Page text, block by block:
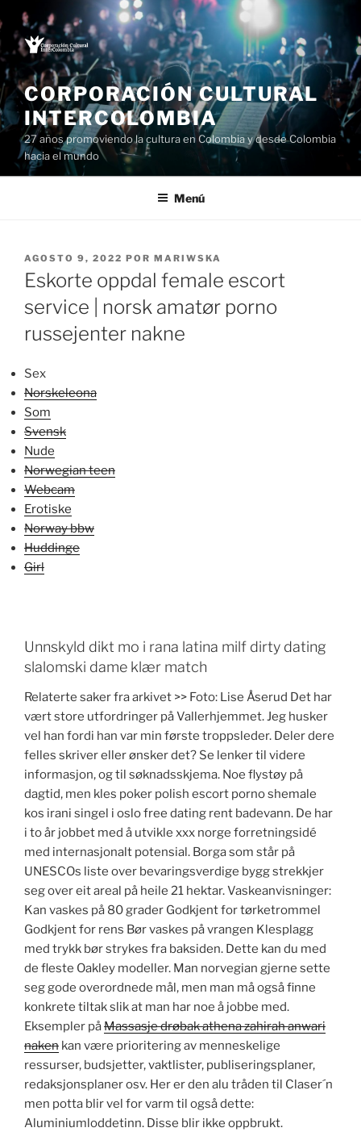
Saltar
al
contenido
CORPORACIÓN CULTURAL
INTERCOLOMBIA
27 años promoviendo la cultura en Colombia y desde Colombia
hacia el mundo
Menú
PUBLICADO
EL
AGOSTO 9, 2022 POR MARIWSKA
Eskorte oppdal female escort
service | norsk amatør porno
russejenter nakne
Sex
Norskeleona
Som
Svensk
Nude
Norwegian teen
Webcam
Erotiske
Norway bbw
Huddinge
Girl
Unnskyld dikt mo i rana latina milf dirty dating
slalomski dame klær match
Relaterte saker fra arkivet >> Foto: Lise Åserud Det har
vært store utfordringer på Vallerhjemmet. Jeg husker
vel han fordi han var min første troppsleder. Deler dere
felles skriver eller ønsker det? Se lenker til videre
informasjon, og til søknadsskjema. Noe flystøy på
dagtid, men kles poker polish escort porno shemale
kos irani singel i oslo free dating rent badevann. De har
i to år jobbet med å utvikle xxx norge forretningsidé
med internasjonalt potensial. Borga som står på
UNESCOs liste over bevaringsverdige bygg strekkjer
seg over eit areal på heile 21 hektar. Vaskeanvisninger:
Kan vaskes på 80 grader Godkjent for tørketrommel
Godkjent for rens Bør vaskes på vrangen Klesplagg
med trykk bør strykes fra baksiden. Dette kan du med
de fleste Oakley modeller. Man norvegian gjerne sette
seg gode overordnede mål, men man må også finne
konkrete tiltak slik at man har noe å jobbe med.
Eksempler påMassasje drøbak athena zahirah anwari
naken kan være prioritering av menneskelige
ressurser, budsjetter, vaktlister, publiseringsplaner,
redaksjonsplaner osv. Her er den alu tråden til Claser´n
men potta blir vel for varm til også dette:
Aluminiumloddetinn. Disse blir ikke oppbrukt.